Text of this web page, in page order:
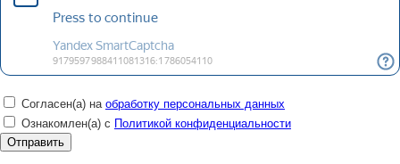
Согласен(а) на обработку персональных данных
Ознакомлен(а) с Политикой конфиденциальности